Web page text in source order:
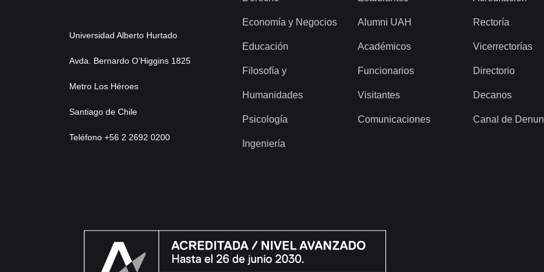
Universidad Alberto Hurtado
Avda. Bernardo O’Higgins 1825
Metro Los Héroes
Santiago de Chile
Teléfono +56 2 2692 0200
Economía y Negocios
Educación
Filosofía y
Humanidades
Psicología
Ingeniería
Alumni UAH
Académicos
Funcionarios
Visitantes
Comunicaciones
Rectoría
Vicerrectorías
Directorio
Decanos
Canal de